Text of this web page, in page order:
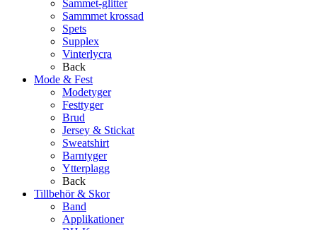
Sammet-glitter
Sammmet krossad
Spets
Supplex
Vinterlycra
Back
Mode & Fest
Modetyger
Festtyger
Brud
Jersey & Stickat
Sweatshirt
Barntyger
Ytterplagg
Back
Tillbehör & Skor
Band
Applikationer